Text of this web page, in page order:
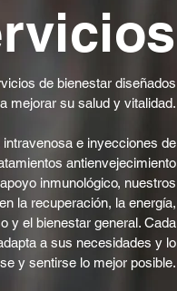
de bienestar diseñados
mejorar su salud y vitalidad.
intravenosa e inyecciones de
antienvejecimiento
inmunológico, nuestros
la recuperación, la energía,
y el bienestar general. Cada
a sus necesidades y lo
y sentirse lo mejor posible.